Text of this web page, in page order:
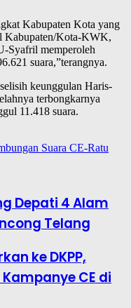
Kabupaten Kota yang
Kabupaten/Kota-KWK,
Syafril memperoleh
suara,”terangnya.
keunggulan Haris-
terbongkarnya
11.418 suara.
Suara CE-Ratu
Depati 4 Alam
Telang
ke DKPP,
CE di